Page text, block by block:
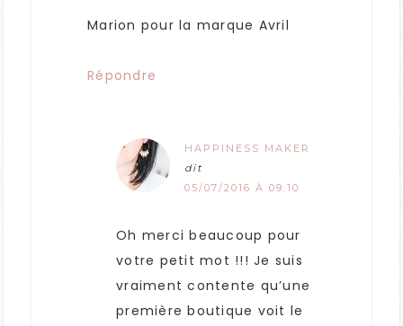
Marion pour la marque Avril
Répondre
HAPPINESS MAKER
dit
05/07/2016 À 09:10
Oh merci beaucoup pour
votre petit mot !!! Je suis
vraiment contente qu’une
première boutique voit le